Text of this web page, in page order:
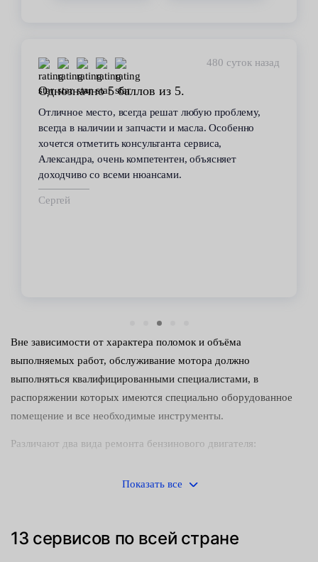
480 суток назад
Однозначно 5 баллов из 5.
Отличное место, всегда решат любую проблему,
всегда в наличии и запчасти и масла. Особенно
хочется отметить консультанта сервиса,
Александра, очень компетентен, объясняет
доходчиво со всеми нюансами.
Сергей
Вне зависимости от характера поломок и объёма
выполняемых работ, обслуживание мотора должно
выполняться квалифицированными специалистами, в
распоряжении которых имеются специально оборудованное
помещение и все необходимые инструменты.
Различают два вида ремонта бензинового двигателя:
автомобиля. Таким способом удаётся справиться с
Показать все
13 сервисов по всей стране